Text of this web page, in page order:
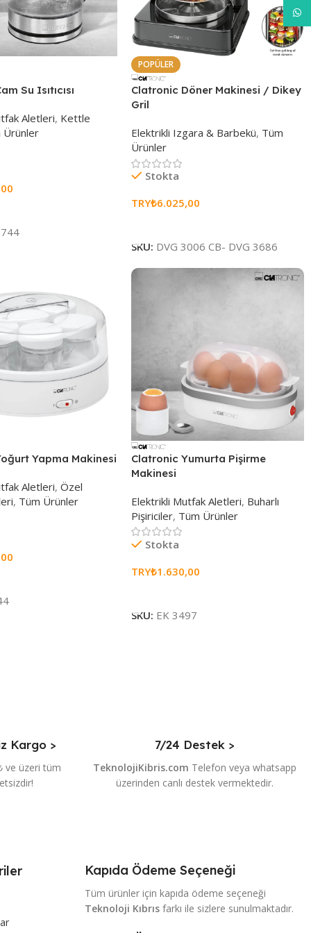
Su Isıtıcısı
Aletleri, Kettle
Ürünler
POPÜLER
Clatronic Döner Makinesi / Dikey
Gril
Elektrikli Izgara & Barbekü, Tüm
Ürünler
Stokta
TRY₺6.025,00
SKU: DVG 3006 CB- DVG 3686
Yapma Makinesi
Aletleri, Özel
, Tüm Ürünler
Clatronic Yumurta Pişirme
Makinesi
Elektrikli Mutfak Aletleri, Buharlı
Pişiriciler, Tüm Ürünler
Stokta
TRY₺1.630,00
SKU: EK 3497
Kargo >
ve üzeri tüm
7/24 Destek >
TeknolojiKibris.com Telefon veya whatsapp
üzerinden canlı destek vermektedir.
Kapıda Ödeme Seçeneği
Tüm ürünler için kapıda ödeme seçeneği
Teknoloji Kıbrıs farkı ile sizlere sunulmaktadır.